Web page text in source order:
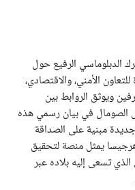
الدبلوماسي الرفيع حول
الأمني، والاقتصادي،
ويوثق الروابط بين
الصومال في بيان رسمي هذه
مبنية على الصداقة
يمثل منصة لتحقيق
تسعى إليه بلاده عبر